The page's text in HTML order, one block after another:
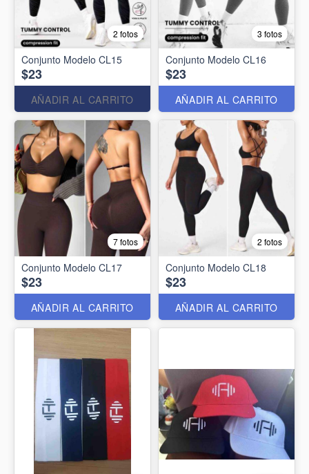
2 fotos
Conjunto Modelo CL15
$23
AÑADIR AL CARRITO
3 fotos
Conjunto Modelo CL16
$23
AÑADIR AL CARRITO
7 fotos
Conjunto Modelo CL17
$23
AÑADIR AL CARRITO
2 fotos
Conjunto Modelo CL18
$23
AÑADIR AL CARRITO